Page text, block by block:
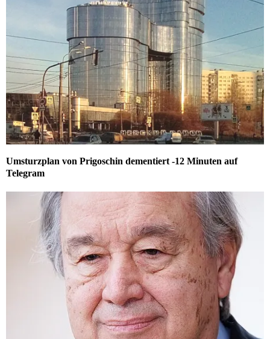
Umsturzplan von Prigoschin dementiert -12 Minuten auf
Telegram